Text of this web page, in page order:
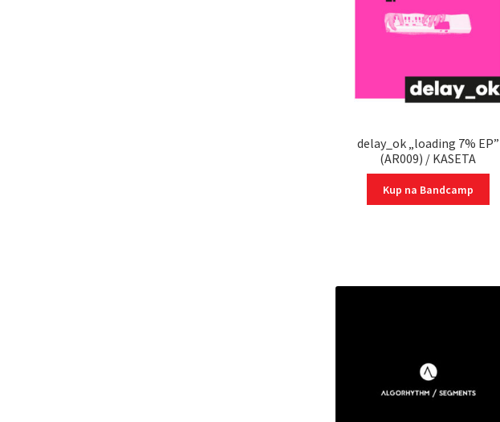
delay_ok „loading 7% EP”
(AR009) / KASETA
Kup na Bandcamp